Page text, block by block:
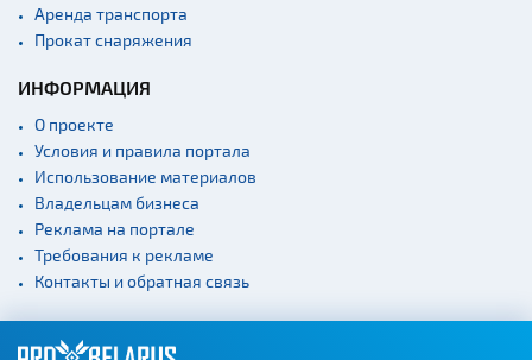
Аренда транспорта
Прокат снаряжения
ИНФОРМАЦИЯ
О проекте
Условия и правила портала
Использование материалов
Владельцам бизнеса
Реклама на портале
Требования к рекламе
Контакты и обратная связь